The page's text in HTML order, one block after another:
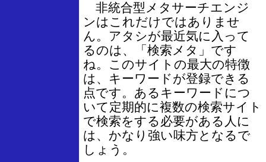
非統合型メタサーチエンジ
ンはこれだけではありませ
ん。アタシが最近気に入って
るのは、「検索メタ」です
ね。このサイトの最大の特徴
は、キーワードが登録できる
点です。あるキーワードにつ
いて定期的に複数の検索サイト
で検索をする必要がある人に
は、かなり強い味方となるで
しょう。